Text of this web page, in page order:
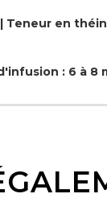
Teneur en
: 6 à 8